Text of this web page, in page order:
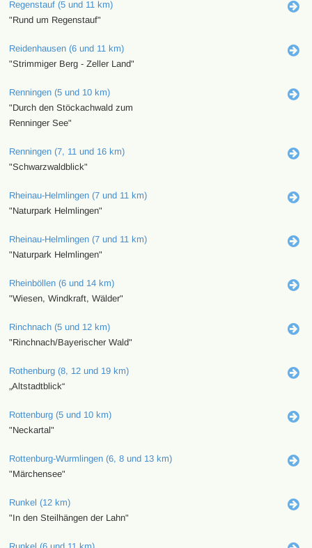
Regenstauf (5 und 11 km)
"Rund um Regenstauf"
Reidenhausen (6 und 11 km)
"Strimmiger Berg - Zeller Land"
Renningen (5 und 10 km)
"Durch den Stöckachwald zum
Renninger See"
Renningen (7, 11 und 16 km)
"Schwarzwaldblick"
Rheinau-Helmlingen (7 und 11 km)
"Naturpark Helmlingen"
Rheinau-Helmlingen (7 und 11 km)
"Naturpark Helmlingen"
Rheinböllen (6 und 14 km)
"Wiesen, Windkraft, Wälder"
Rinchnach (5 und 12 km)
"Rinchnach/Bayerischer Wald"
Rothenburg (8, 12 und 19 km)
„Altstadtblick“
Rottenburg (5 und 10 km)
"Neckartal"
Rottenburg-Wurmlingen (6, 8 und 13 km)
"Märchensee"
Runkel (12 km)
"In den Steilhängen der Lahn"